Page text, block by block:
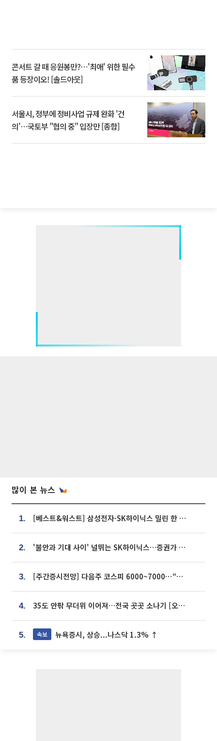
콘서트 갈 때 응원봉만?⋯'최애' 위한 필수
품 등장이오! [솔드아웃]
서울시, 정부에 정비사업 규제 완화 '건
의'⋯국토부 "협의 중" 입장만 [종합]
많이 본 뉴스
1. [베스트&워스트] 삼성전자·SK하이닉스 밀린 한 주…상상인증권은 85% 급등
2. '불안과 기대 사이' 널뛰는 SK하이닉스…증권가 "HBM4·LTA 기반 펀터멘털 견고"
3. [주간증시전망] 다음주 코스피 6000~7000⋯“外人 수급은 정책이 변수”
4. 35도 안팎 무더위 이어져…전국 곳곳 소나기 [오늘 날씨]
5. 속보 뉴욕증시, 상승...나스닥 1.3% ↑